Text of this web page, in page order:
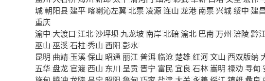
城朝阳县 建平 喀喇沁左翼北票 凌源连山 龙港 南票兴城绥中 建
重庆
渝中 大渡口 江北沙坪坝 九龙坡 南岸北碚渝北 巴南 万州 涪陵黔
巫山 巫溪石柱 秀山 酉阳 彭水
昆明 曲靖 玉溪保山 昭通丽江 普洱 临沧 楚雄 红河文山 西双版纳
五华盘龙 官渡 西山 东川 呈贡 晋宁 富民 宜良 石林嵩明 禄劝 寻甸